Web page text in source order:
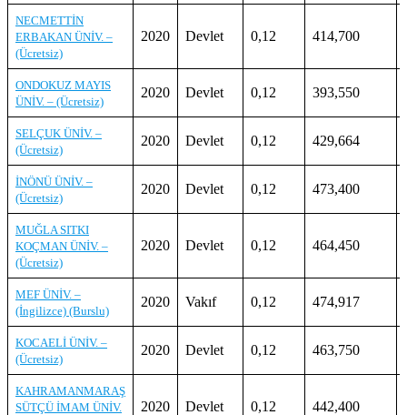
NECMETTİN
ERBAKAN ÜNİV. –
(Ücretsiz)
2020 Devlet 0,12 414,700
ONDOKUZ MAYIS
ÜNİV. – (Ücretsiz)
2020 Devlet 0,12 393,550
SELÇUK ÜNİV. –
(Ücretsiz)
2020 Devlet 0,12 429,664
İNÖNÜ ÜNİV. –
(Ücretsiz)
2020 Devlet 0,12 473,400
MUĞLA SITKI
KOÇMAN ÜNİV. –
(Ücretsiz)
2020 Devlet 0,12 464,450
MEF ÜNİV. –
(İngilizce) (Burslu)
2020 Vakıf 0,12 474,917
KOCAELİ ÜNİV. –
(Ücretsiz)
2020 Devlet 0,12 463,750
KAHRAMANMARAŞ
SÜTÇÜ İMAM ÜNİV.
2020 Devlet 0,12 442,400